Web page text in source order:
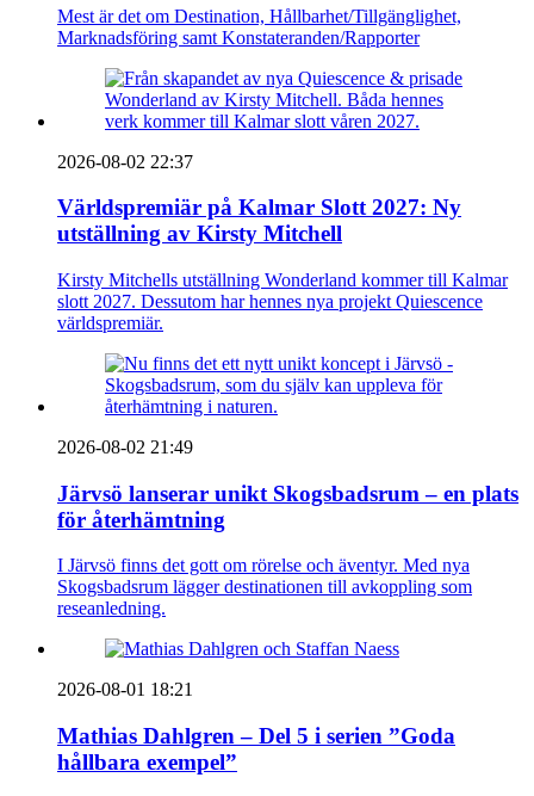
Mest är det om Destination, Hållbarhet/Tillgänglighet,
Marknadsföring samt Konstateranden/Rapporter
2026-08-02 22:37
Världspremiär på Kalmar Slott 2027: Ny
utställning av Kirsty Mitchell
Kirsty Mitchells utställning Wonderland kommer till Kalmar
slott 2027. Dessutom har hennes nya projekt Quiescence
världspremiär.
2026-08-02 21:49
Järvsö lanserar unikt Skogsbadsrum – en plats
för återhämtning
I Järvsö finns det gott om rörelse och äventyr. Med nya
Skogsbadsrum lägger destinationen till avkoppling som
reseanledning.
2026-08-01 18:21
Mathias Dahlgren – Del 5 i serien ”Goda
hållbara exempel”